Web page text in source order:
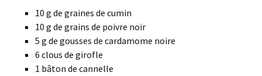
10 g de graines de cumin
10 g de grains de poivre noir
5 g de gousses de cardamome noire
6 clous de girofle
1 bâton de cannelle